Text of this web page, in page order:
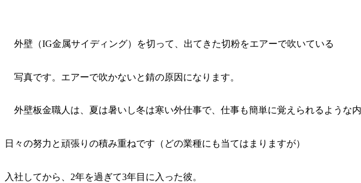
外壁（IG金属サイディング）を切って、出てきた切粉をエアーで吹いている
写真です。エアーで吹かないと錆の原因になります。
外壁板金職人は、夏は暑いし冬は寒い外仕事で、仕事も簡単に覚えられるような
日々の努力と頑張りの積み重ねです（どの業種にも当てはまりますが）
入社してから、2年を過ぎて3年目に入った彼。